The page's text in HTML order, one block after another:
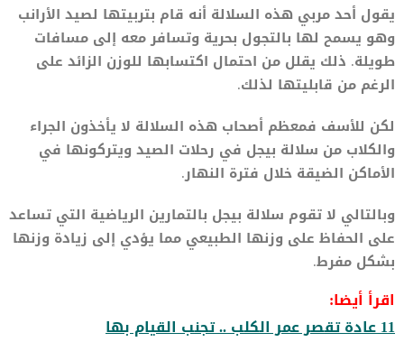
يقول أحد مربي هذه السلالة أنه قام بتربيتها لصيد الأرانب
وهو يسمح لها بالتجول بحرية وتسافر معه إلى مسافات
طويلة. ذلك يقلل من احتمال اكتسابها للوزن الزائد على
الرغم من قابليتها لذلك.
لكن للأسف فمعظم أصحاب هذه السلالة لا يأخذون الجراء
والكلاب من سلالة بيجل في رحلات الصيد ويتركونها في
الأماكن الضيقة خلال فترة النهار.
وبالتالي لا تقوم سلالة بيجل بالتمارين الرياضية التي تساعد
على الحفاظ على وزنها الطبيعي مما يؤدي إلى زيادة وزنها
بشكل مفرط.
اقرأ أيضا:
11 عادة تقصر عمر الكلب .. تجنب القيام بها